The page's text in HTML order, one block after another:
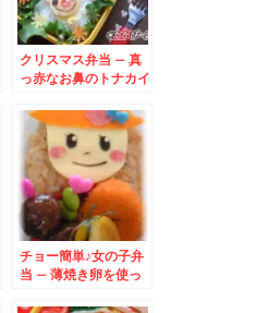
クリスマス弁当 – 真
っ赤なお鼻のトナカイ
タクロース♪
チョー簡単♪女の子弁
当 – 薄焼き卵を使っ